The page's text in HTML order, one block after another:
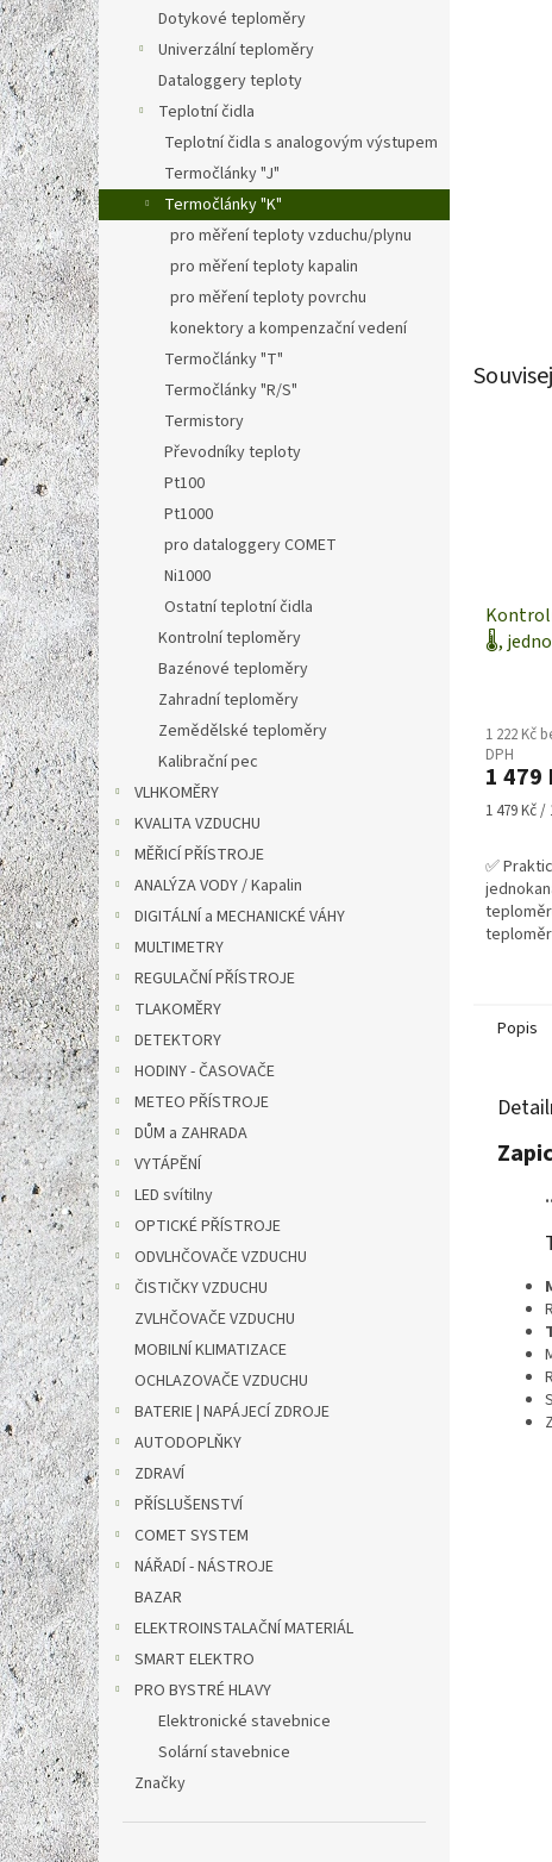
e
l
Dotykové teploměry
Univerzální teploměry
Dataloggery teploty
Teplotní čidla
Teplotní čidla s analogovým výstupem
Termočlánky "J"
Termočlánky "K"
pro měření teploty vzduchu/plynu
pro měření teploty kapalin
pro měření teploty povrchu
konektory a kompenzační vedení
Termočlánky "T"
Termočlánky "R/S"
Termistory
Převodníky teploty
Pt100
Pt1000
pro dataloggery COMET
Ni1000
Ostatní teplotní čidla
Kontrolní teploměry
Bazénové teploměry
Zahradní teploměry
Zemědělské teploměry
Kalibrační pec
VLHKOMĚRY
KVALITA VZDUCHU
MĚŘICÍ PŘÍSTROJE
ANALÝZA VODY / Kapalin
DIGITÁLNÍ a MECHANICKÉ VÁHY
MULTIMETRY
REGULAČNÍ PŘÍSTROJE
TLAKOMĚRY
DETEKTORY
HODINY - ČASOVAČE
METEO PŘÍSTROJE
DŮM a ZAHRADA
VYTÁPĚNÍ
LED svítilny
OPTICKÉ PŘÍSTROJE
ODVLHČOVAČE VZDUCHU
ČISTIČKY VZDUCHU
ZVLHČOVAČE VZDUCHU
MOBILNÍ KLIMATIZACE
OCHLAZOVAČE VZDUCHU
BATERIE | NAPÁJECÍ ZDROJE
AUTODOPLŇKY
ZDRAVÍ
PŘÍSLUŠENSTVÍ
COMET SYSTEM
NÁŘADÍ - NÁSTROJE
BAZAR
ELEKTROINSTALAČNÍ MATERIÁL
SMART ELEKTRO
PRO BYSTRÉ HLAVY
Elektronické stavebnice
Solární stavebnice
Značky
🌡️,
1 222 Kč
DPH
1 479
Měrná
1 479 Kč /
✅
Popis